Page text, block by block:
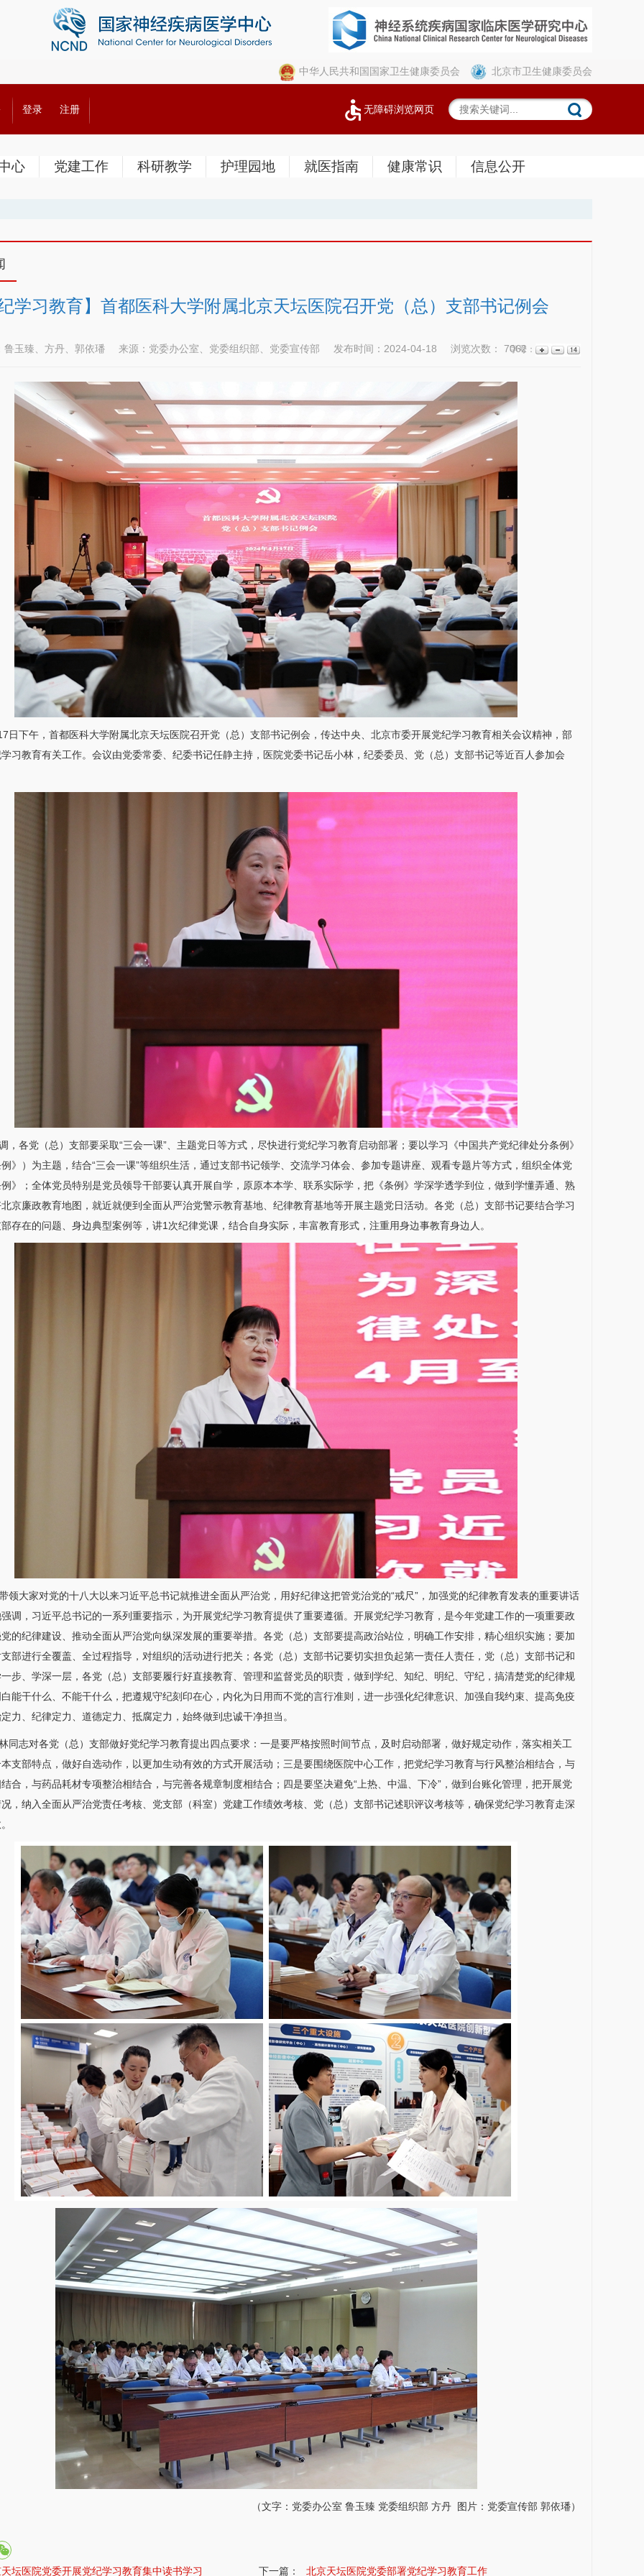
中华人民共和国国家卫生健康委员会 北京市卫生健康委员会
登录 注册 无障碍浏览网页
心 党建工作 科研教学 护理园地 就医指南 健康常识 信息公开
纪学习教育】首都医科大学附属北京天坛医院召开党（总）支部书记例会
鲁玉臻、方丹、郭依璠 来源：党委办公室、党委组织部、党委宣传部 发布时间：2024-04-18 浏览次数： 7062
字号：
下午，首都医科大学附属北京天坛医院召开党（总）支部书记例会，传达中央、北京市委开展党纪学习教育相关会议精神，部
习教育有关工作。会议由党委常委、纪委书记任静主持，医院党委书记岳小林 ，纪委委员、党（总）支部书记等近百人参加会
，各党（总）支部要采取“三会一课”、主题党日等方式，尽快进行党纪学习教育启动部署；要以学习《中国共产党纪律处分条例》
例》）为主题，结合“三会一课”等组织生活，通过支部书记领学、交流学习体会、参加专题讲座、观看专题片等方式，组织全体党
》；全体党员特别是党员领导干部要认真开展自学，原原本本学、联系实际学，把《条例》学深学透学到位，做到学懂弄通、熟
京廉政教育地图，就近就便到全面从严治党警示教育基地、纪律教育基地等开展主题党日活动。各党（总）支部书记要结合学习
存在的问题、身边典型案例等，讲1次纪律党课，结合自身实际，丰富教育形式，注重用身边事教育身边人。
领大家对党的十八大以来习近平总书记就推进全面从严治党，用好纪律这把管党治党的“戒尺”，加强党的纪律教育发表的重要讲话
调，习近平总书记的一系列重要指示，为开展党纪学习教育提供了重要遵循。开展党纪学习教育，是今年党建工作的一项重要政
的纪律建设、推动全面从严治党向纵深发展的重要举措。各党（总）支部要提高政治站位，明确工作安排，精心组织实施；要加
部进行全覆盖、全过程指导，对组织的活动进行把关；各党（总）支部书记要切实担负起第一责任人责任，党（总）支部书记和
步、学深一层，各党（总）支部要履行好直接教育、管理和监督党员的职责，做到学纪、知纪、明纪、守纪，搞清楚党的纪律规
能干什么、不能干什么，把遵规守纪刻印在心，内化为日用而不觉的言行准则，进一步强化纪律意识、加强自我约束、提高免疫
力、纪律定力、道德定力、抵腐定力，始终做到忠诚干净担当。
同志对各党（总）支部做好党纪学习教育提出四点要求：一是要严格按照时间节点，及时启动部署，做好规定动作，落实相关工
支部特点，做好自选动作，以更加生动有效的方式开展活动；三是要围绕医院中心工作，把党纪学习教育与行风整治相结合，与
合，与药品耗材专项整治相结合，与完善各规章制度相结合；四是要坚决避免“上热、中温、下冷”，做到台账化管理，把开展党
，纳入全面从严治党责任考核、党支部（科室）党建工作绩效考核、党（总）支部书记述职评议考核等，确保党纪学习教育走深
（文字： 党委办公室 鲁玉臻 党委组织部 方丹 图片：党委宣传部 郭依璠）
坛医院党委开展党纪学习教育集中读书学习 下一篇： 北京天坛医院党委部署党纪学习教育工作